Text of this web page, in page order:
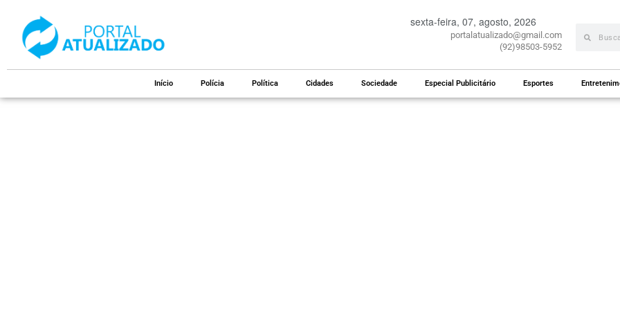
sexta-feira, 07, agosto, 2026
portalatualizado@gmail.com
(92)98503-5952
Início Polícia Política Cidades Sociedade Especial Publicitário Esportes